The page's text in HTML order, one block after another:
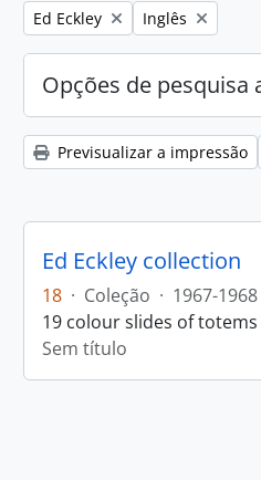
Remove filter:
Ed Eckley Remove filter:
Inglês
Opções de pesquisa
Previsualizar a impressão
Ed Eckley collection
18 · Coleção · 1967-1968
19 colour slides of
Sem título